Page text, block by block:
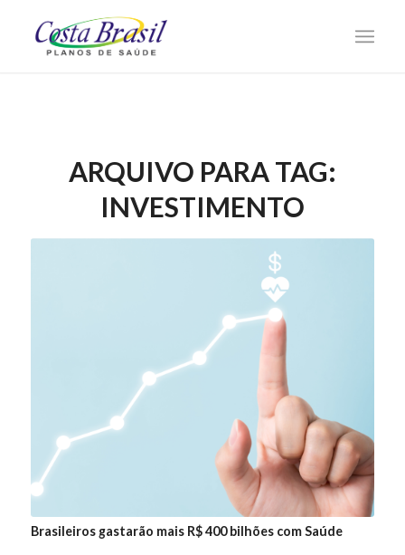
ARQUIVO PARA TAG:
INVESTIMENTO
Brasileiros gastarão mais R$ 400 bilhões com Saúde